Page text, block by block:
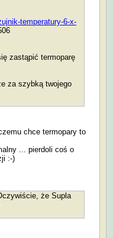
temperatury-6-x-
zastąpić termoparę
za szybką twojego
chce termopary to
... pierdoli coś o
:-)
że Supla